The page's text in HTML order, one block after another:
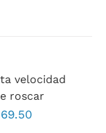
velocidad
roscar